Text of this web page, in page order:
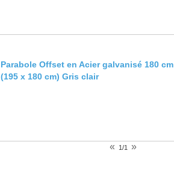
Parabole Offset en Acier galvanisé 180 cm
(195 x 180 cm) Gris clair
« 1/1»